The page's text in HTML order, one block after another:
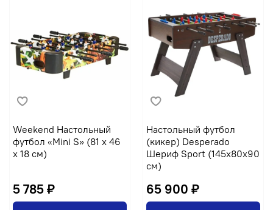
Weekend Настольный
футбол «Mini S» (81 x 46
x 18 см)
5 785 ₽
Настольный футбол
(кикер) Desperado
Шериф Sport (145х80х90
см)
65 900 ₽